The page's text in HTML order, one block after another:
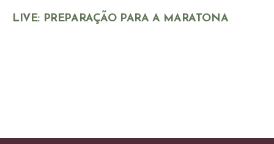
LIVE: PREPARAÇÃO PARA A MARATONA